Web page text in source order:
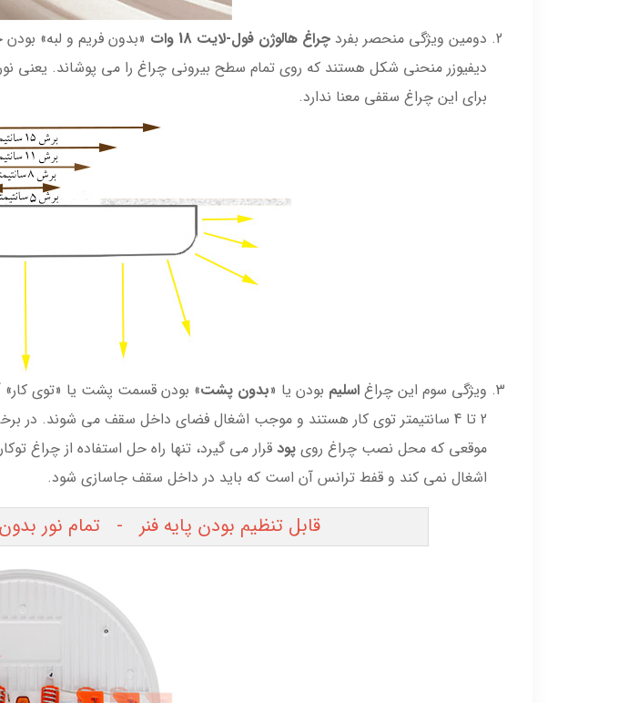
دومین ویژگی منحصر بفرد چراغ هالوژن فول-لایت 18 وات «بدون فریم و لبه»
برای این چراغ سقفی معنا ندارد.
ویژگی سوم این چراغ اسلیم بودن یا «بدون پشت» بودن قسمت پشت یا «توی کار»
2 تا 4 سانتیمتر توی کار هستند و موجب اشغال فضای داخل سقف می شوند.
موقعی که محل نصب چراغ روی پود قرار می گیرد، تنها راه حل استفاده از
اشغال نمی کند و قفط ترانس آن است که باید در داخل سقف جاسازی شود.
قابل تنظیم بودن پایه فنر - تمام نور